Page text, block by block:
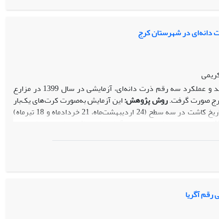
از نقش روابط بین صفات درک صحیحی به‌دست آید.
دانه‌ای در شهرستان کرج
به‌منظور ارزیابی اثر تاریخ کاشت بر صفات مورفولوژیکی، شاخص‌های رشد و عملکرد سه رقم ذرت دانه‌ای، آزمایشی در سال 1399 در مزارع
صورت گرفت.روش پژوهش:این آزمایش به‌صورت کرت‌های یک‌بار
خردشده در قالب طرح بلوک­های کامل تصادفی با چهار تکرار انجام شد. در این آزمایش تاریخ کاشت در سه سطح (24 اردیبهشت‌ماه، 21 خردادماه و 18 تیرماه)
در تاریخ کاشت دوم و سوم بوده و بیشینه سرعت رشد نسبی و سرعت جذب خالص در مراحل اول رویشی مربوط به رقم KSC704 در تاریخ کاشت سوم و تاریخ
آگریا